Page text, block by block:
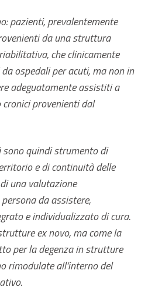
pazienti, prevalentemente
da una struttura
che clinicamente
ospedali per acuti, ma non in
adeguatamente assistiti a
provenienti dal
sono quindi strumento di
e di continuità delle
una valutazione
da assistere,
e individualizzato di cura.
ex novo, ma come la
per la degenza in strutture
rimodulate all’interno del